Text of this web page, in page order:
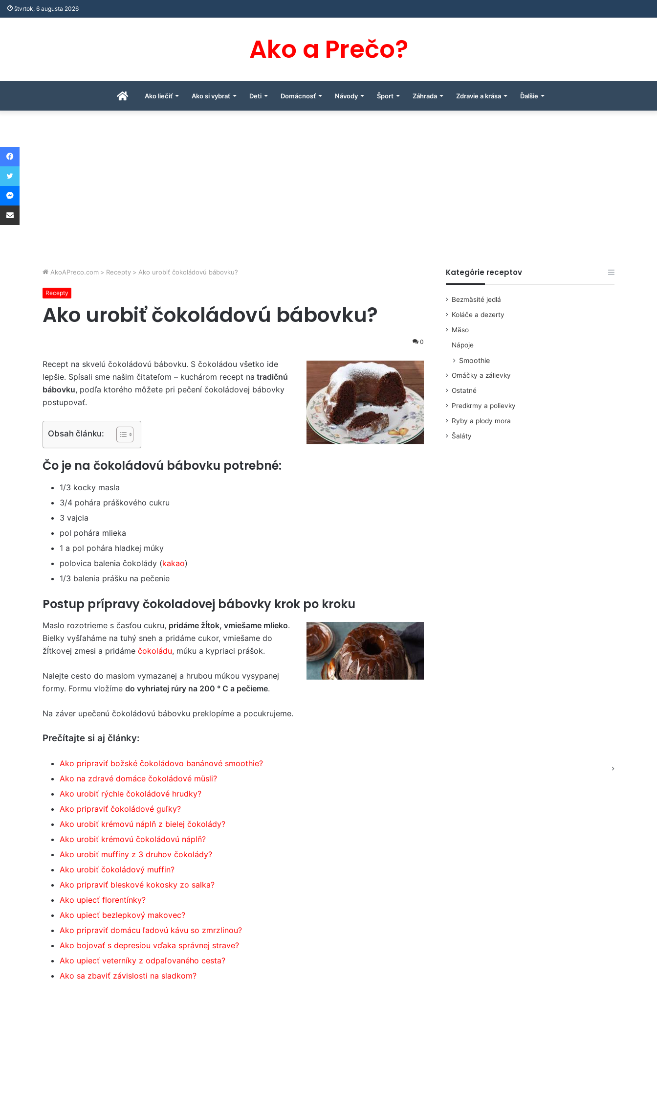
štvrtok, 6 augusta 2026
Ako a Prečo?
ÚvodnáAko liečiť Ako si vybrať Deti Domácnosť Návody Šport Záhrada Zdravie a krása Ďalšie
AkoAPreco.com > Recepty > Ako urobiť čokoládovú bábovku?
Recepty
Ako urobiť čokoládovú bábovku?
0
Recept na skvelú čokoládovú bábovku. S čokoládou všetko ide
lepšie. Spísali sme našim čitateľom – kuchárom recept na tradičnú
bábovku, podľa ktorého môžete pri pečení čokoládovej bábovky
postupovať.
Obsah článku:
Čo je na čokoládovú bábovku potrebné:
1/3 kocky masla
3/4 pohára práškového cukru
3 vajcia
pol pohára mlieka
1 a pol pohára hladkej múky
polovica balenia čokolády (kakao)
1/3 balenia prášku na pečenie
Postup prípravy čokoladovej bábovky krok po kroku
Maslo rozotrieme s časťou cukru, pridáme žĺtok, vmiešame mlieko.
Bielky vyšľaháme na tuhý sneh a pridáme cukor, vmiešame do
žĺtkovej zmesi a pridáme čokoládu, múku a kypriaci prášok.
Nalejte cesto do maslom vymazanej a hrubou múkou vysypanej
formy. Formu vložíme do vyhriatej rúry na 200 ° C a pečieme.
Na záver upečenú čokoládovú bábovku preklopíme a pocukrujeme.
Prečítajte si aj články:
Ako pripraviť božské čokoládovo banánové smoothie?
Ako na zdravé domáce čokoládové müsli?
Ako urobiť rýchle čokoládové hrudky?
Ako pripraviť čokoládové guľky?
Ako urobiť krémovú náplň z bielej čokolády?
Ako urobiť krémovú čokoládovú náplň?
Ako urobiť muffiny z 3 druhov čokolády?
Ako urobiť čokoládový muffin?
Ako pripraviť bleskové kokosky zo salka?
Ako upiecť florentínky?
Ako upiecť bezlepkový makovec?
Ako pripraviť domácu ľadovú kávu so zmrzlinou?
Ako bojovať s depresiou vďaka správnej strave?
Ako upiecť veterníky z odpaľovaného cesta?
Ako sa zbaviť závislosti na sladkom?
Kategórie receptov
Bezmäsité jedlá
Koláče a dezerty
Mäso
Nápoje
Smoothie
Omáčky a zálievky
Ostatné
Predkrmy a polievky
Ryby a plody mora
Šaláty
Facebook
Twitter
Messenger
Share via Email